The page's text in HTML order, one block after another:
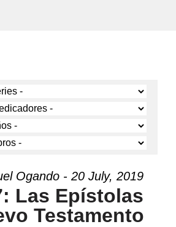
Ogando - 20 July, 2019
Las Epístolas
Testamento